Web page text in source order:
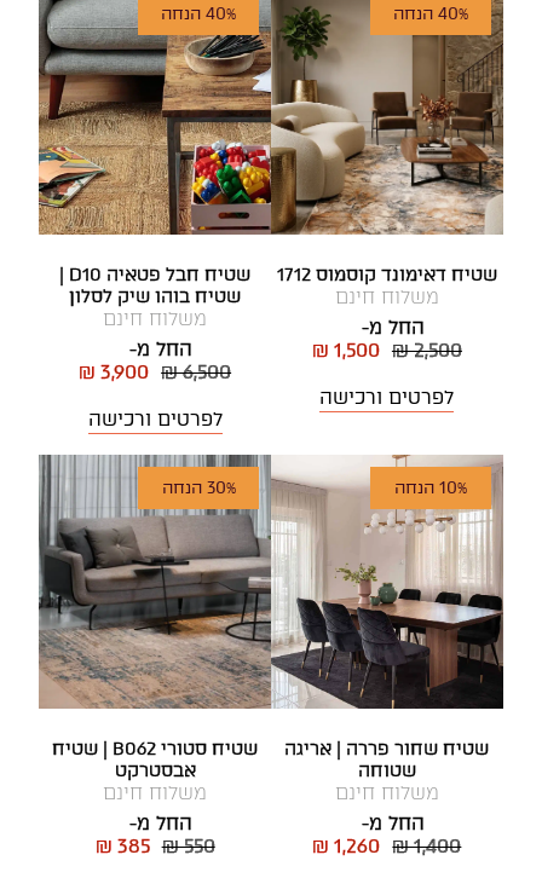
40% הנחה
שטיח דאימונד קוסמוס 1712
משלוח חינם
החל מ-
₪ 2,500
₪ 1,500
לפרטים ורכישה
40% הנחה
שטיח בוהו שיק לסלון
משלוח חינם
החל מ-
₪ 6,500
₪ 3,900
לפרטים ורכישה
10% הנחה
שטיח שחור פררה | אריגה
שטוחה
משלוח חינם
החל מ-
₪ 1,400
₪ 1,260
30% הנחה
שטיח סטורי B062 | שטיח
אבסטרקט
משלוח חינם
החל מ-
₪ 550
₪ 385